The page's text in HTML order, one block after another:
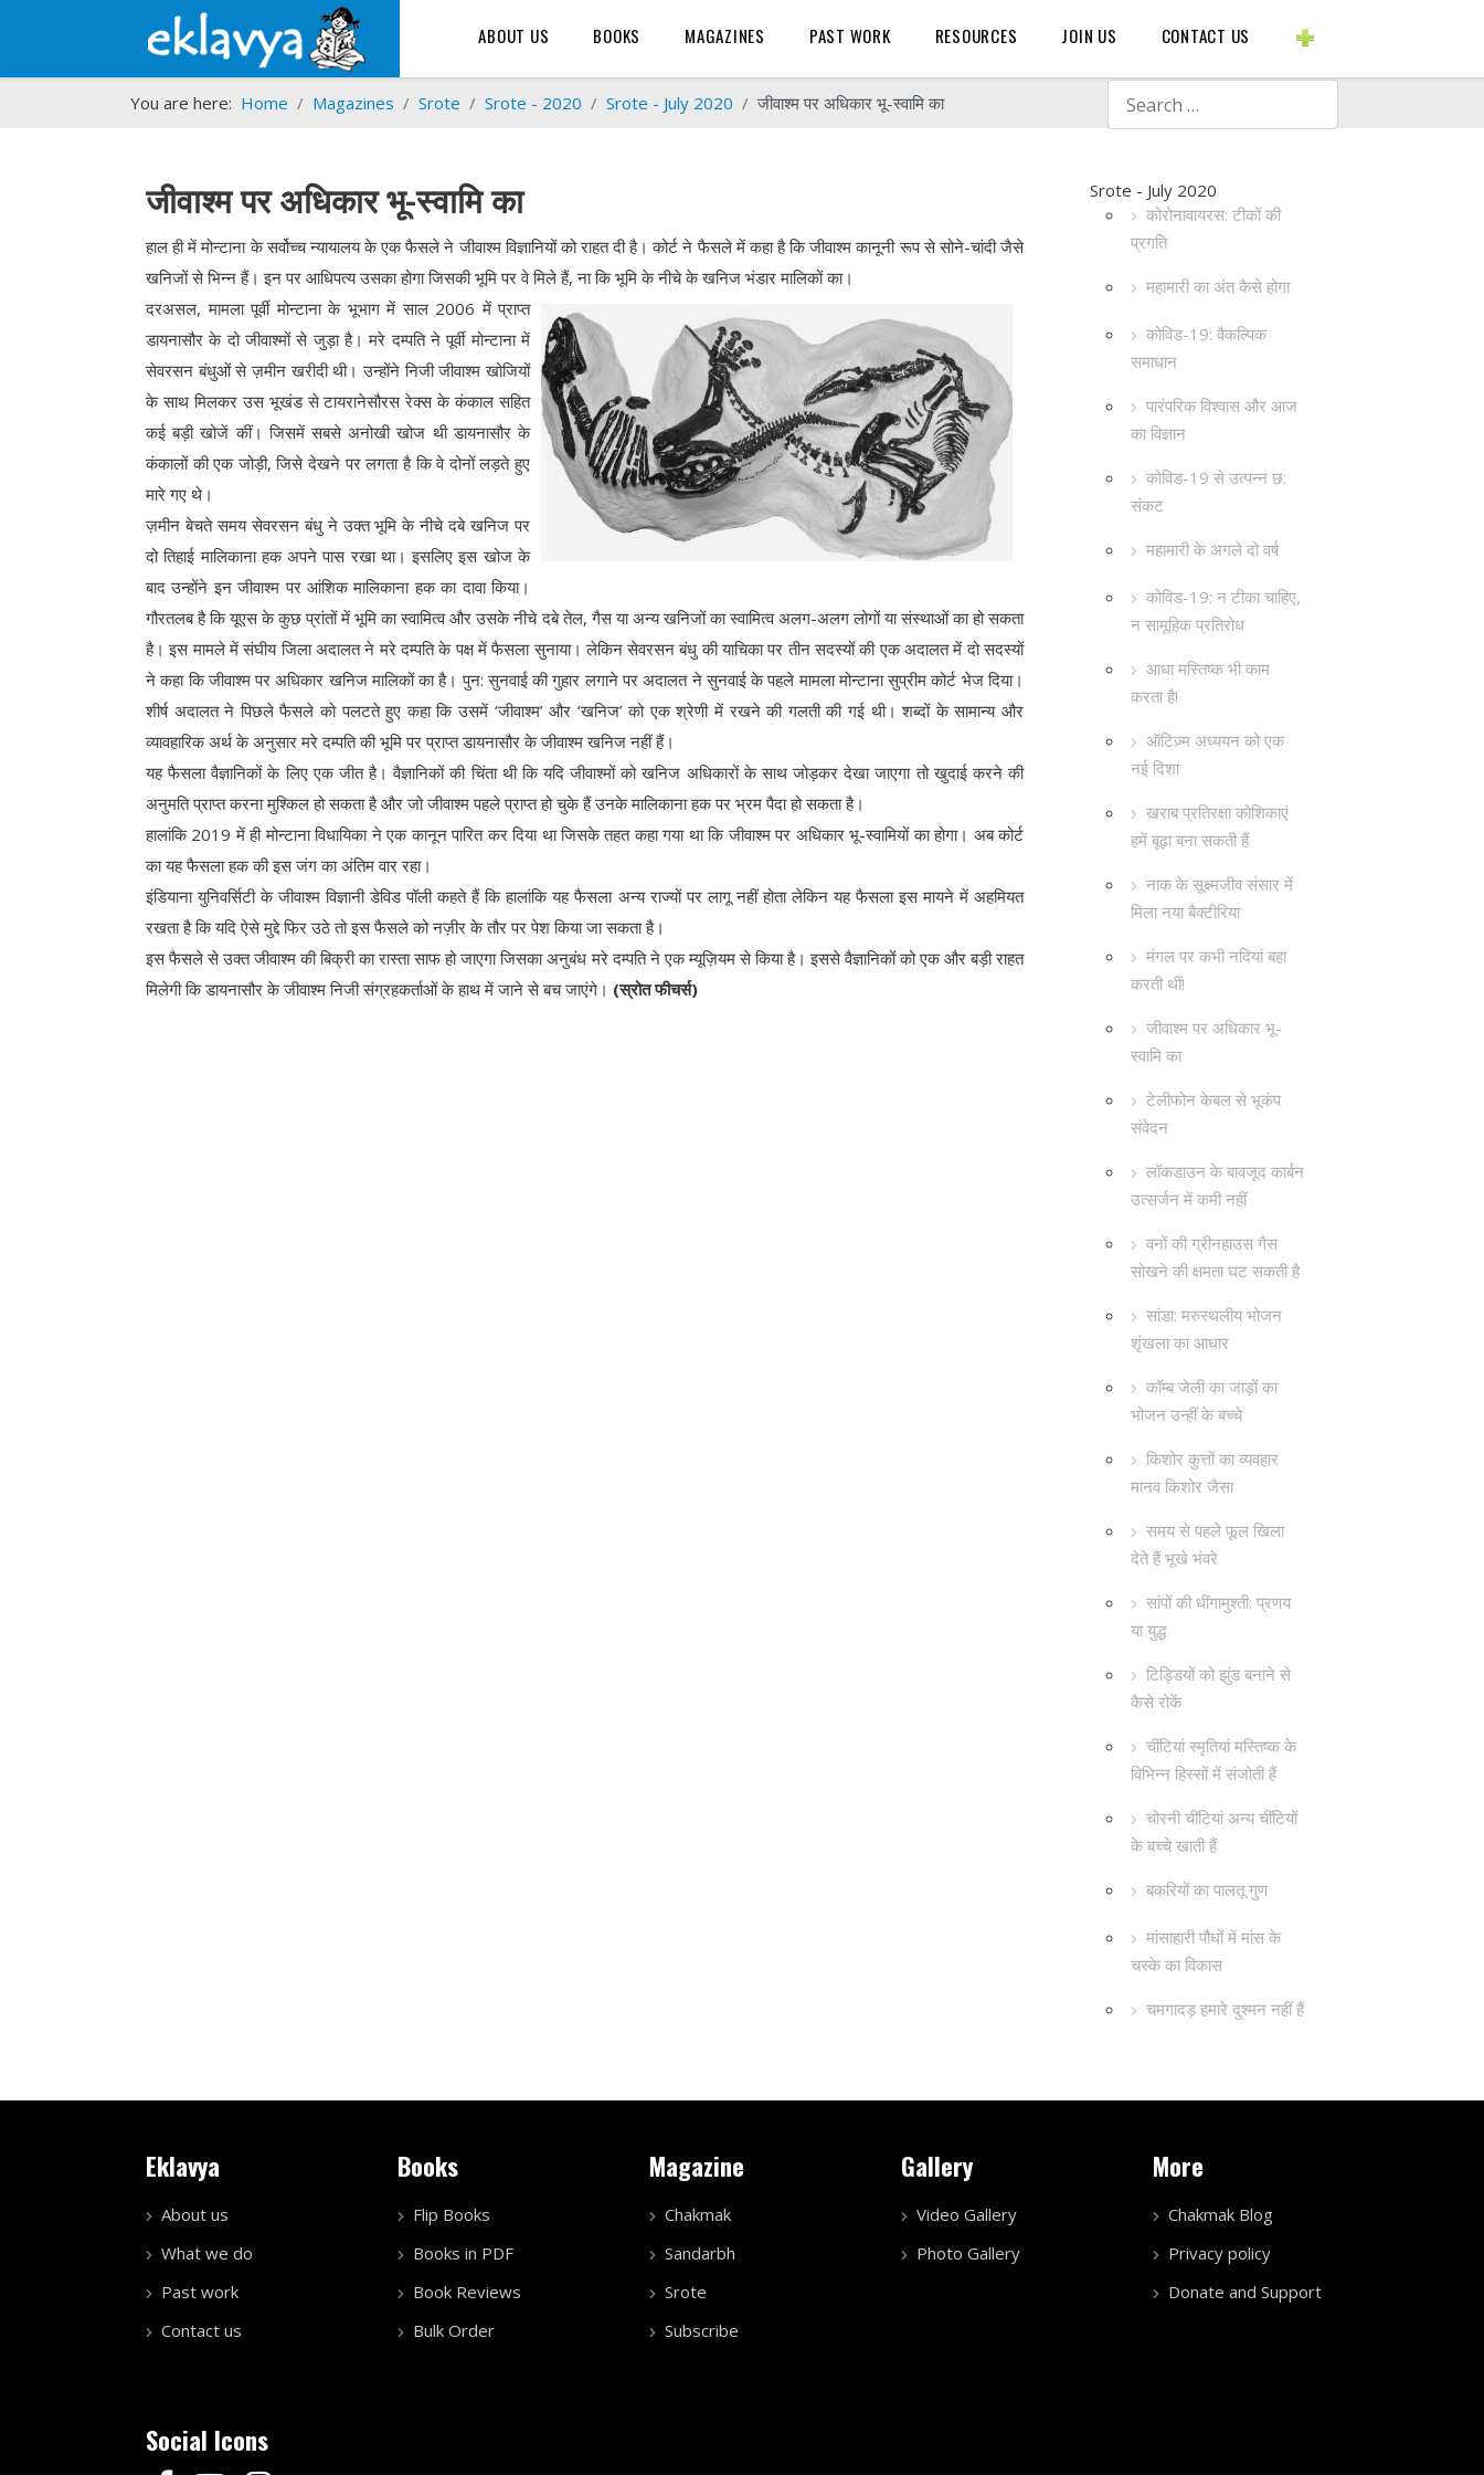
Search
ABOUT US BOOKS MAGAZINES PAST WORK RESOURCES JOIN US CONTACT US
You are here: Home Magazines Srote Srote - 2020 Srote - July 2020 जीवाश्म पर अधिकार भू-स्वामि का
Srote - July 2020
कोरोनावायरस: टीकों की
प्रगति
महामारी का अंत कैसे होगा
कोविड-19: वैकल्पिक
समाधान
पारंपरिक विश्वास और आज
का विज्ञान
कोविड-19 से उत्पन्न छ:
संकट
महामारी के अगले दो वर्ष
कोविड-19: न टीका चाहिए,
न सामूहिक प्रतिरोध
आधा मस्तिष्क भी काम
करता है!
ऑटिज़्म अध्ययन को एक
नई दिशा
खराब प्रतिरक्षा कोशिकाएं
हमें बूढ़ा बना सकती हैं
नाक के सूक्ष्मजीव संसार में
मिला नया बैक्टीरिया
मंगल पर कभी नदियां बहा
करती थीं!
जीवाश्म पर अधिकार भू-
स्वामि का
टेलीफोन केबल से भूकंप
संवेदन
लॉकडाउन के बावजूद कार्बन
उत्सर्जन में कमी नहीं
वनों की ग्रीनहाउस गैस
सोखने की क्षमता घट सकती है
सांडा: मरुस्थलीय भोजन
शृंखला का आधार
कॉम्ब जेली का जाड़ों का
भोजन उन्हीं के बच्चे
किशोर कुत्तों का व्यवहार
मानव किशोर जैसा
समय से पहले फूल खिला
देते हैं भूखे भंवरे
सांपों की धींगामुश्ती: प्रणय
या युद्ध
टिड्डियों को झुंड बनाने से
कैसे रोकें
चींटियां स्मृतियां मस्तिष्क के
विभिन्न हिस्सों में संजोती हैं
चोरनी चींटियां अन्य चींटियों
के बच्चे खाती हैं
बकरियों का पालतू गुण
मांसाहारी पौधों में मांस के
चस्के का विकास
चमगादड़ हमारे दुश्मन नहीं हैं
जीवाश्म पर अधिकार भू-स्वामि का
हाल ही में मोन्टाना के सर्वोच्च न्यायालय के एक फैसले ने जीवाश्म विज्ञानियों को राहत दी है। कोर्ट ने फैसले में कहा है कि जीवाश्म कानूनी रूप से सोने-चांदी जैसे
खनिजों से भिन्न हैं। इन पर आधिपत्य उसका होगा जिसकी भूमि पर वे मिले हैं, ना कि भूमि के नीचे के खनिज भंडार मालिकों का।
दरअसल, मामला पूर्वी मोन्टाना के भूभाग में साल 2006 में प्राप्त
डायनासौर के दो जीवाश्मों से जुड़ा है। मरे दम्पति ने पूर्वी मोन्टाना में
सेवरसन बंधुओं से ज़मीन खरीदी थी। उन्होंने निजी जीवाश्म खोजियों
के साथ मिलकर उस भूखंड से टायरानेसौरस रेक्स के कंकाल सहित
कई बड़ी खोजें कीं। जिसमें सबसे अनोखी खोज थी डायनासौर के
कंकालों की एक जोड़ी, जिसे देखने पर लगता है कि वे दोनों लड़ते हुए
मारे गए थे।
ज़मीन बेचते समय सेवरसन बंधु ने उक्त भूमि के नीचे दबे खनिज पर
दो तिहाई मालिकाना हक अपने पास रखा था। इसलिए इस खोज के
बाद उन्होंने इन जीवाश्म पर आंशिक मालिकाना हक का दावा किया।
गौरतलब है कि यूएस के कुछ प्रांतों में भूमि का स्वामित्व और उसके नीचे दबे तेल, गैस या अन्य खनिजों का स्वामित्व अलग-अलग लोगों या संस्थाओं का हो सकता
है। इस मामले में संघीय जिला अदालत ने मरे दम्पति के पक्ष में फैसला सुनाया। लेकिन सेवरसन बंधु की याचिका पर तीन सदस्यों की एक अदालत में दो सदस्यों
ने कहा कि जीवाश्म पर अधिकार खनिज मालिकों का है। पुन: सुनवाई की गुहार लगाने पर अदालत ने सुनवाई के पहले मामला मोन्टाना सुप्रीम कोर्ट भेज दिया।
शीर्ष अदालत ने पिछले फैसले को पलटते हुए कहा कि उसमें ‘जीवाश्म’ और ‘खनिज’ को एक श्रेणी में रखने की गलती की गई थी। शब्दों के सामान्य और
व्यावहारिक अर्थ के अनुसार मरे दम्पति की भूमि पर प्राप्त डायनासौर के जीवाश्म खनिज नहीं हैं।
यह फैसला वैज्ञानिकों के लिए एक जीत है। वैज्ञानिकों की चिंता थी कि यदि जीवाश्मों को खनिज अधिकारों के साथ जोड़कर देखा जाएगा तो खुदाई करने की
अनुमति प्राप्त करना मुश्किल हो सकता है और जो जीवाश्म पहले प्राप्त हो चुके हैं उनके मालिकाना हक पर भ्रम पैदा हो सकता है।
हालांकि 2019 में ही मोन्टाना विधायिका ने एक कानून पारित कर दिया था जिसके तहत कहा गया था कि जीवाश्म पर अधिकार भू-स्वामियों का होगा। अब कोर्ट
का यह फैसला हक की इस जंग का अंतिम वार रहा।
इंडियाना युनिवर्सिटी के जीवाश्म विज्ञानी डेविड पॉली कहते हैं कि हालांकि यह फैसला अन्य राज्यों पर लागू नहीं होता लेकिन यह फैसला इस मायने में अहमियत
रखता है कि यदि ऐसे मुद्दे फिर उठे तो इस फैसले को नज़ीर के तौर पर पेश किया जा सकता है।
इस फैसले से उक्त जीवाश्म की बिक्री का रास्ता साफ हो जाएगा जिसका अनुबंध मरे दम्पति ने एक म्यूज़ियम से किया है। इससे वैज्ञानिकों को एक और बड़ी राहत
मिलेगी कि डायनासौर के जीवाश्म निजी संग्रहकर्ताओं के हाथ में जाने से बच जाएंगे। (स्रोत फीचर्स)
Eklavya
About us
What we do
Past work
Contact us
Books
Flip Books
Books in PDF
Book Reviews
Bulk Order
Magazine
Chakmak
Sandarbh
Srote
Subscribe
Gallery
Video Gallery
Photo Gallery
More
Chakmak Blog
Privacy policy
Donate and Support
Social Icons